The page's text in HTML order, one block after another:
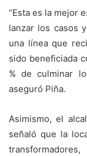
“Esta es la mejor
lanzar los casos
una línea que
sido beneficiada
% de culminar
aseguró Piña.
Asimismo, el
señaló que la